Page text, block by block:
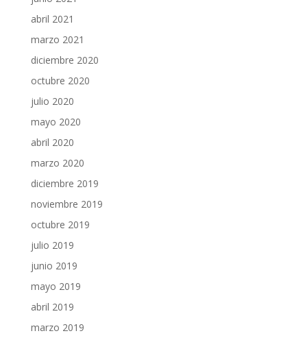
abril 2021
marzo 2021
diciembre 2020
octubre 2020
julio 2020
mayo 2020
abril 2020
marzo 2020
diciembre 2019
noviembre 2019
octubre 2019
julio 2019
junio 2019
mayo 2019
abril 2019
marzo 2019